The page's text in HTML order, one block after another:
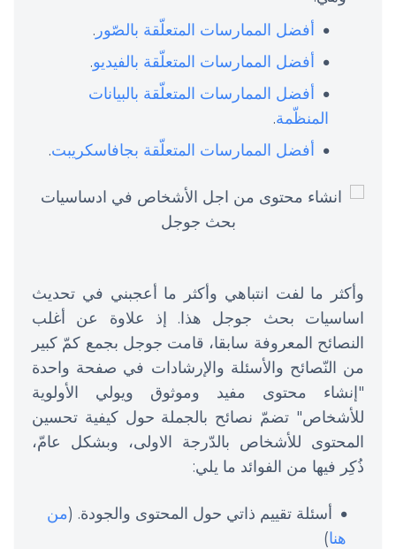
أفضل الممارسات المتعلّقة بالصّور .
أفضل الممارسات المتعلّقة بالفيديو.
أفضل الممارسات المتعلّقة بالبيانات
المنظّمة.
أفضل الممارسات المتعلّقة بجافاسكريبت.
وأكثر ما لفت انتباهي وأكثر ما أعجبني في تحديث
اساسيات بحث جوجل هذا. إذ علاوة عن أغلب
النصائح المعروفة سابقا، قامت جوجل بجمع كمّ كبير
من النّصائح والأسئلة والإرشادات في صفحة واحدة
"إنشاء محتوى مفيد وموثوق ويولي الأولوية
للأشخاص" تضمّ نصائح بالجملة حول كيفية تحسين
المحتوى للأشخاص بالدّرجة الاولى، وبشكل عامّ،
ذُكِر فيها من الفوائد ما يلي:
أسئلة تقييم ذاتي حول المحتوى والجودة. (من
هنا)